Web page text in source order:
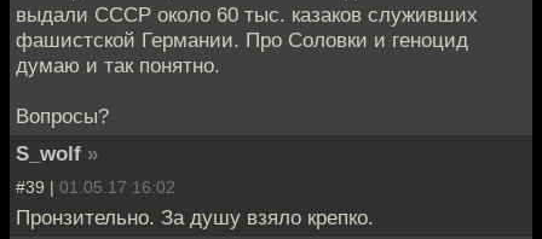
выдали СССР около 60 тыс. казаков служивших
фашистской Германии. Про Соловки и геноцид
думаю и так понятно.
Вопросы?
S_wolf »
#39 | 01.05.17 16:02
Пронзительно. За душу взяло крепко.